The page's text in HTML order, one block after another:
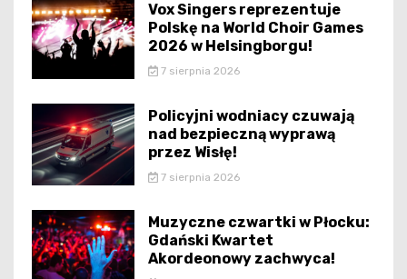
Vox Singers reprezentuje
Polskę na World Choir Games
2026 w Helsingborgu!
7 sierpnia 2026
Policyjni wodniacy czuwają
nad bezpieczną wyprawą
przez Wisłę!
7 sierpnia 2026
Muzyczne czwartki w Płocku:
Gdański Kwartet
Akordeonowy zachwyca!